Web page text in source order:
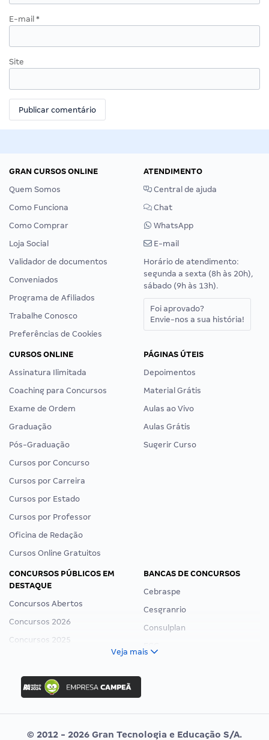
E-mail *
Site
GRAN CURSOS ONLINE
Quem Somos
Como Funciona
Como Comprar
Loja Social
Validador de documentos
Conveniados
Programa de Afiliados
Trabalhe Conosco
Preferências de Cookies
ATENDIMENTO
Central de ajuda
Chat
WhatsApp
E-mail
Horário de atendimento:
segunda a sexta (8h às 20h),
sábado (9h às 13h).
Foi aprovado?
Envie-nos a sua história!
CURSOS ONLINE
Assinatura Ilimitada
Coaching para Concursos
Exame de Ordem
Graduação
Pós-Graduação
Cursos por Concurso
Cursos por Carreira
Cursos por Estado
Cursos por Professor
Oficina de Redação
Cursos Online Gratuitos
PÁGINAS ÚTEIS
Depoimentos
Material Grátis
Aulas ao Vivo
Aulas Grátis
Sugerir Curso
CONCURSOS PÚBLICOS EM
DESTAQUE
Concursos Abertos
Concursos 2026
Concursos 2025
Concurso Ibama
Concurso MPU
Editais publicados
BANCAS DE CONCURSOS
Cebraspe
Cesgranrio
Consulplan
Vunesp
Veja mais
© 2012 - 2026 Gran Tecnologia e Educação S/A.